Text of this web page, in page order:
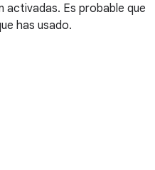
activadas. Es probable que
has usado.